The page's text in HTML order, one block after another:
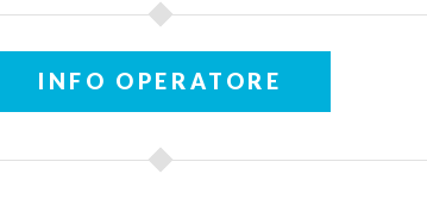
INFO OPERATORE